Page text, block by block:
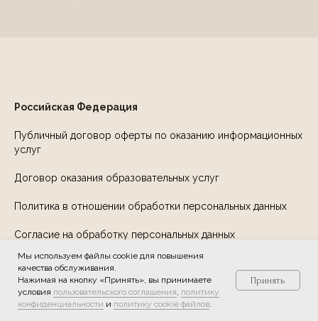
Российская Федерация
Публичный договор оферты по оказанию информационных
услуг
Договор оказания образовательных услуг
Политика в отношении обработки персональных данных
Согласие на обработку персональных данных
Публичная оферта на оказание информационно-
консультационных услуг
Мы используем файлы cookie для повышения
качества обслуживания.
Нажимая на кнопку «Принять», вы принимаете
условия пользовательского соглашения, политику
конфиденциальности и политику cookie файлов.
Принять
Служба заботы